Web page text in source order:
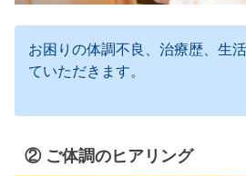
お困りの体調不良、治療歴、生
ていただきます。
② ご体調のヒアリング